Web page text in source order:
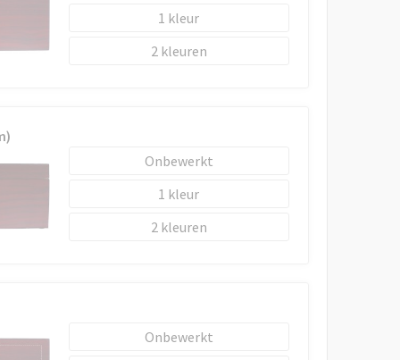
1
2
Onbewerkt
1
2
Onbewerkt